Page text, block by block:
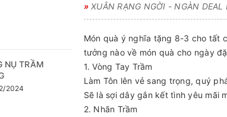
»XUÂN RẠNG NGỜI - NGÀN DEAL
Món quà ý nghĩa tặng 8-3 cho tất
tưởng nào về món quà cho ngày
1. Vòng Tay Trầm
Làm Tôn lên vẻ sang trọng, quý
Sẽ là sợi dây gắn kết tình yêu mãi
2. Nhãn Trầm
NỤ TRẦM
2024